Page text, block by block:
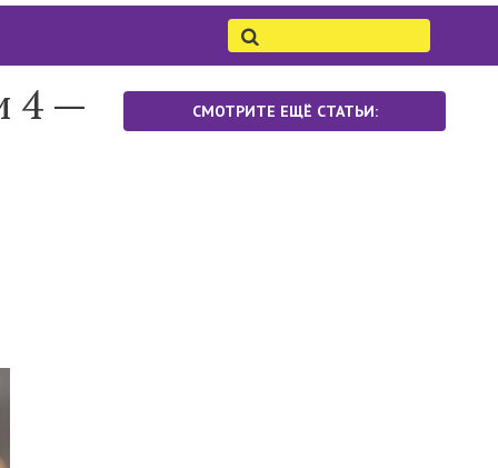
4 — СМОТРИТЕ ЕЩЁ СТАТЬИ: